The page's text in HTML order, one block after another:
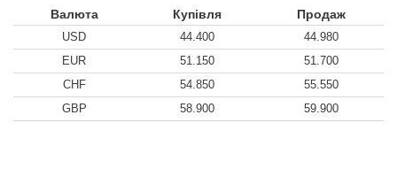
Валюта Купівля Продаж
USD 44.400
44.980
EUR
51.150
51.700
CHF
54.850
55.550
GBP
58.900 59.900